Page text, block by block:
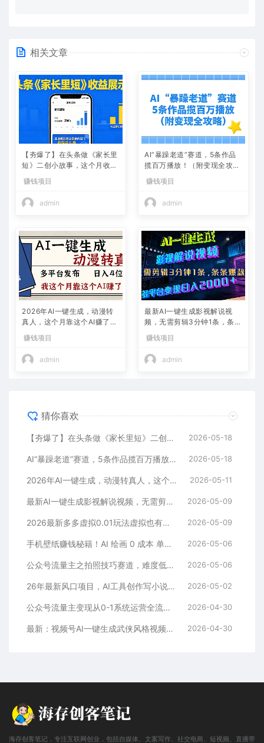
相关文章
【夯爆了】在头条做《家长里
短》二创小故事，这个月收益
2w+
赚钱项目
admin
AI“暴躁老道”赛道，5条作品
揽百万播放！（附变现全攻
略）
赚钱项目
admin
2026年AI一键生成，动漫转
真人，这个月靠这个AI赚了2
赚钱项目
admin
最新AI一键生成影视解说视
频，无需剪辑3分钟1条，条条
+
赚钱项目
admin
猜你喜欢
【夯爆了】在头条做《家长里短》二创小故事，这个月收益2w+ 2026-05-18
AI“暴躁老道”赛道，5条作品揽百万播放！（附变现全攻略） 2026-05-18
2026年AI一键生成，动漫转真人，这个月靠这个AI赚了2W+ 2026-05-11
最新AI一键生成影视解说视频，无需剪辑3分钟1条，条条爆款，多平台变现日入2000+ 2026-05-09
2026最新多多虚拟0.01玩法虚拟也有新门路轻松日入2500! 2026-05-09
手机壁纸赚钱秘籍！AI 绘画 0 成本 单店狂销 3.8 万单 2026-05-06
公众号流量主之拍照技巧赛道，难度低+流量大，起号第一篇就爆了10w阅读！ 2026-05-06
26年最新风口项目，AI工具创作写小说，轻松实现日入1000+ 2026-05-02
公众号流量主变现从0-1系统运营全流程讲解！ 2026-04-30
最新：视频号AI一键生成武侠风格视频，狂撸视频号分成收益，学完轻松日入1000+ 2026-04-30
海存创客笔记，专注互联网创业，包括自媒体、文案写作、社交电商、短视频、直播带